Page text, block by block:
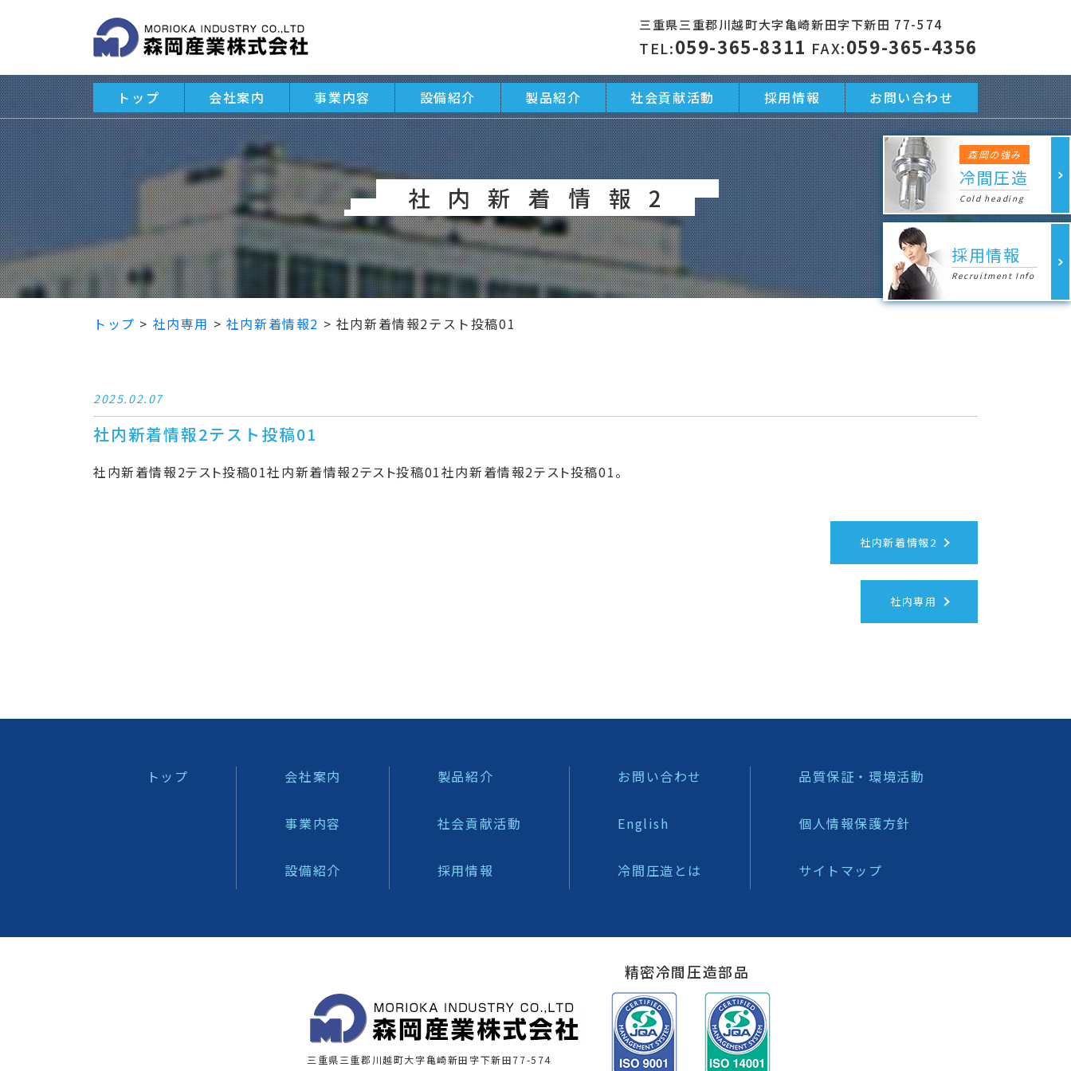
三重県三重郡川越町大字亀崎新田字下新田 77-574
TEL:059-365-8311 FAX:059-365-4356
社内新着情報2
トップ 会社案内 事業内容 設備紹介 製品紹介 社会貢献活動 採用情報 お問い合わせ
トップ > 社内専用 > 社内新着情報2 > 社内新着情報2テスト投稿01
森岡の強み
冷間圧造
Cold heading
採用情報
Recruitment Info
2025.02.07
社内新着情報2テスト投稿01
社内新着情報2テスト投稿01社内新着情報2テスト投稿01社内新着情報2テスト投稿01。
社内新着情報2
社内専用
トップ 会社案内
事業内容
設備紹介
製品紹介
社会貢献活動
採用情報
お問い合わせ
English
冷間圧造とは
品質保証・環境活動
個人情報保護方針
サイトマップ
三重県三重郡川越町大字亀崎新田字下新田77-574
精密冷間圧造部品